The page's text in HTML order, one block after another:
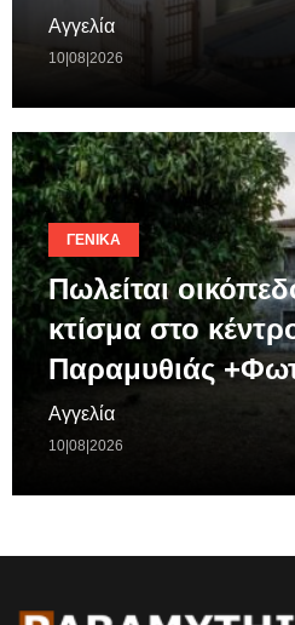
Αγγελία
10|08|2026
ΓΕΝΙΚΆ
Πωλείται
κτίσμα στο
Παραμυθιάς
Αγγελία
10|08|2026